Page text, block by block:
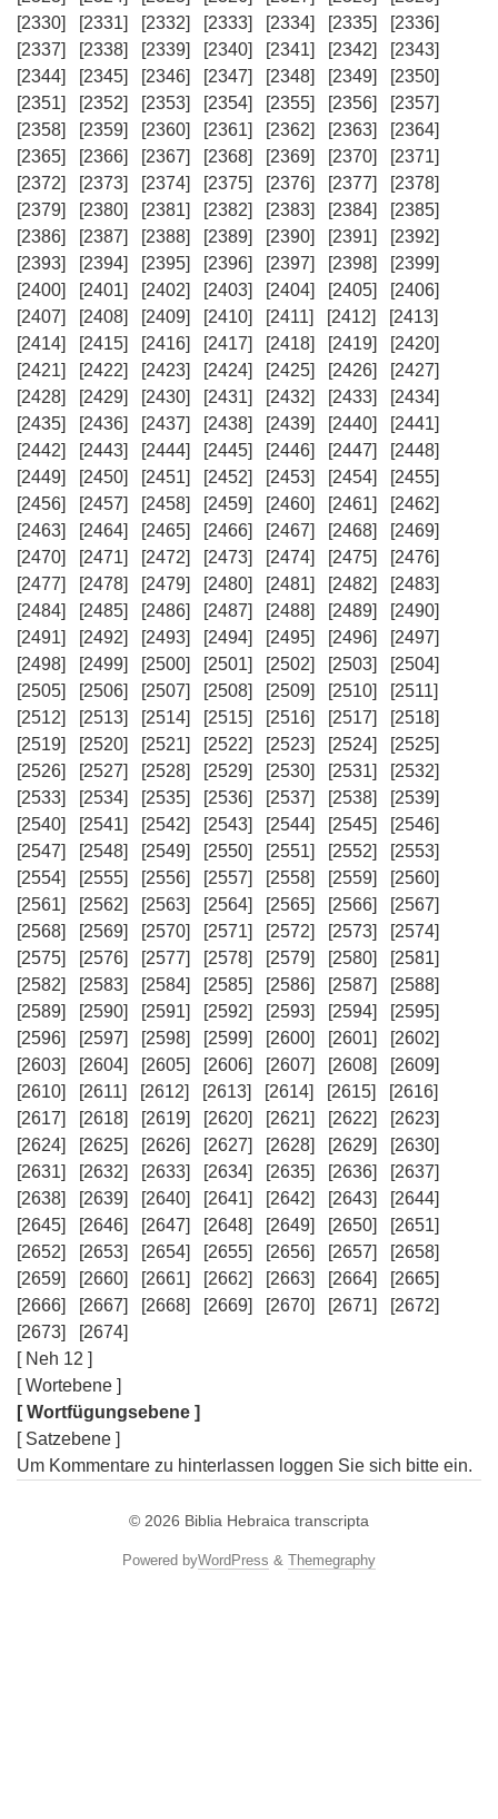
[2330]
[2331] [2332] [2333] [2334] [2335]
[2336]
[2337]
[2338] [2339] [2340] [2341] [2342]
[2343]
[2344]
[2345] [2346] [2347] [2348] [2349]
[2350]
[2351]
[2352] [2353] [2354] [2355] [2356]
[2357]
[2358]
[2359] [2360] [2361] [2362] [2363]
[2364]
[2365]
[2366] [2367] [2368] [2369] [2370]
[2371]
[2372]
[2373] [2374] [2375] [2376] [2377]
[2378]
[2379]
[2380] [2381] [2382] [2383] [2384]
[2385]
[2386]
[2387] [2388] [2389] [2390] [2391]
[2392]
[2393]
[2394] [2395] [2396] [2397] [2398]
[2399]
[2400]
[2401] [2402] [2403] [2404] [2405]
[2406]
[2407]
[2408] [2409] [2410] [2411] [2412]
[2413]
[2414]
[2415] [2416] [2417] [2418] [2419]
[2420]
[2421]
[2422] [2423] [2424] [2425] [2426]
[2427]
[2428]
[2429] [2430] [2431] [2432] [2433]
[2434]
[2435]
[2436] [2437] [2438] [2439] [2440]
[2441]
[2442]
[2443] [2444] [2445] [2446] [2447]
[2448]
[2449]
[2450] [2451] [2452] [2453] [2454]
[2455]
[2456]
[2457] [2458] [2459] [2460] [2461]
[2462]
[2463]
[2464] [2465] [2466] [2467] [2468]
[2469]
[2470]
[2471] [2472] [2473] [2474] [2475]
[2476]
[2477]
[2478] [2479] [2480] [2481] [2482]
[2483]
[2484]
[2485] [2486] [2487] [2488] [2489]
[2490]
[2491]
[2492] [2493] [2494] [2495] [2496]
[2497]
[2498]
[2499] [2500] [2501] [2502] [2503]
[2504]
[2505]
[2506] [2507] [2508] [2509] [2510]
[2511]
[2512]
[2513] [2514] [2515] [2516] [2517]
[2518]
[2519]
[2520] [2521] [2522] [2523] [2524]
[2525]
[2526]
[2527] [2528] [2529] [2530] [2531]
[2532]
[2533]
[2534] [2535] [2536] [2537] [2538]
[2539]
[2540]
[2541] [2542] [2543] [2544] [2545]
[2546]
[2547]
[2548] [2549] [2550] [2551] [2552]
[2553]
[2554]
[2555] [2556] [2557] [2558] [2559]
[2560]
[2561]
[2562] [2563] [2564] [2565] [2566]
[2567]
[2568]
[2569] [2570] [2571] [2572] [2573]
[2574]
[2575]
[2576] [2577] [2578] [2579] [2580]
[2581]
[2582]
[2583] [2584] [2585] [2586] [2587]
[2588]
[2589]
[2590] [2591] [2592] [2593] [2594]
[2595]
[2596]
[2597] [2598] [2599] [2600] [2601]
[2602]
[2603]
[2604] [2605] [2606] [2607] [2608]
[2609]
[2610]
[2611] [2612] [2613] [2614] [2615]
[2616]
[2617]
[2618] [2619] [2620] [2621] [2622]
[2623]
[2624]
[2625] [2626] [2627] [2628] [2629]
[2630]
[2631]
[2632] [2633] [2634] [2635] [2636]
[2637]
[2638]
[2639] [2640] [2641] [2642] [2643]
[2644]
[2645]
[2646] [2647] [2648] [2649] [2650]
[2651]
[2652]
[2653] [2654] [2655] [2656] [2657]
[2658]
[2659]
[2660] [2661] [2662] [2663] [2664]
[2665]
[2666]
[2667] [2668] [2669] [2670] [2671]
[2672]
[2673]
[2674]
[ Neh 12 ]
[ Wortebene ]
[ Wortfügungsebene ]
[ Satzebene ]
Um Kommentare zu hinterlassen loggen Sie sich bitte ein.
© 2026 Biblia Hebraica transcripta
Powered byWordPress & Themegraphy